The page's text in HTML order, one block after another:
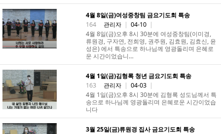
4월 8일(금)여성중창팀 금요기도회 특송
164
관리자 | 04-10 |
4월 8일(금)오후 8시 30분에 여성중창팀(이미경,
류원경, 구자연, 전희영, 권주원, 김효원, 김효신, 윤
성은) 에서 특송으로 하나님께 영광돌리며 은혜로
운 시간이었습니…
4월 1일(금)김형록 청년 금요기도회 특송
163
관리자 | 04-03 |
4월 1일(금)오후 8시 30분에 김형록 성도님께서 특
송으로 하나님께 영광돌리며 은혜로운 시간이었습
니다
3월 25일(금)류원경 집사 금요기도회 특송